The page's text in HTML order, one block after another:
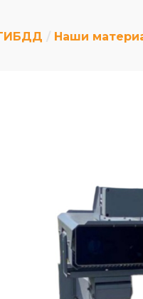
Наши